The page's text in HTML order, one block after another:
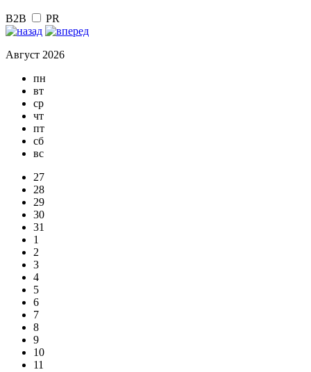
B2B PR
Август 2026
пн
вт
ср
чт
пт
сб
вс
27
28
29
30
31
1
2
3
4
5
6
7
8
9
10
11